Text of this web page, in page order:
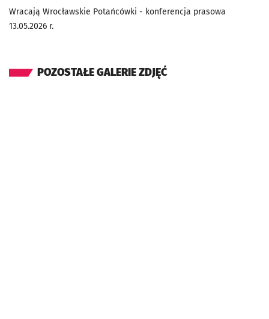
Wracają Wrocławskie Potańcówki - konferencja prasowa
13.05.2026 r.
POZOSTAŁE GALERIE ZDJĘĆ